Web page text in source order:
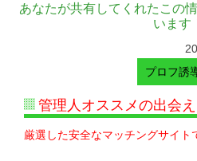
あなたが共有してくれたこの
います
プロフ誘
管理人オススメの出会
厳選した安全なマッチングサイト